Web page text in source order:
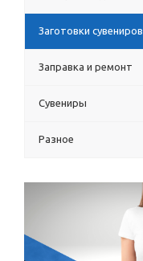
Заготовки сувениров
Заправка и ремонт
Сувениры
Разное